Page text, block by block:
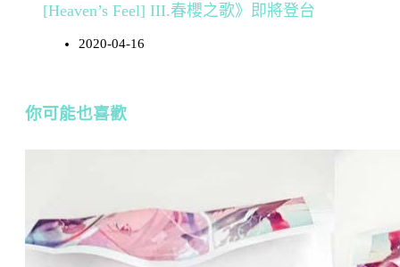
[Heaven’s Feel] III.春櫻之歌》即將登台
2020-04-16
你可能也喜歡